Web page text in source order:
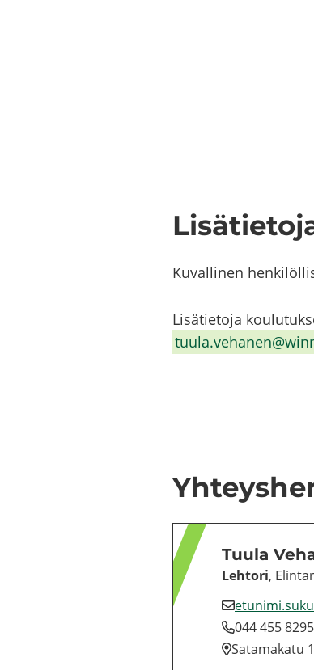
Ku­val­li­nen
Li­sä­tie­to­ja
Tuula
Leh­to­ri,
044 455 8295
Sa­ta­ma­ka­tu